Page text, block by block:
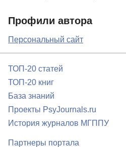
Профили автора
Персональный сайт
ТОП-20 статей
ТОП-20 книг
База знаний
Проекты PsyJournals.ru
История журналов МГППУ
Партнеры портала